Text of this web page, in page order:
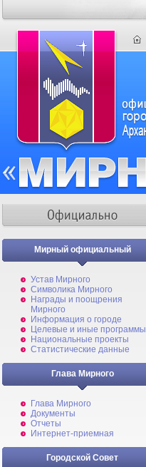
Мирный официальный
Устав Мирного
Символика Мирного
Награды и поощрения
Мирного
Информация о городе
Целевые и иные программы
Национальные проекты
Статистические данные
Глава Мирного
Глава Мирного
Документы
Отчеты
Интернет-приемная
Городской Совет